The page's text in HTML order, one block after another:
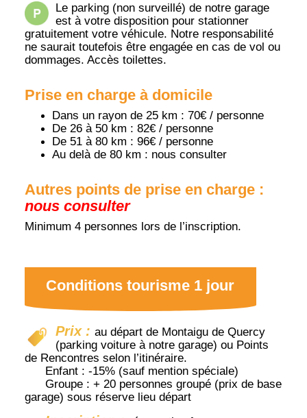
Le parking (non surveillé) de notre garage
est à votre disposition pour stationner
gratuitement votre véhicule. Notre responsabilité
ne saurait toutefois être engagée en cas de vol ou
dommages. Accès toilettes.
Prise en charge à domicile
Dans un rayon de 25 km : 70€ / personne
De 26 à 50 km : 82€ / personne
De 51 à 80 km : 96€ / personne
Au delà de 80 km : nous consulter
Autres points de prise en charge :
nous consulter
Minimum 4 personnes lors de l’inscription.
Conditions tourisme 1 jour
Prix : au départ de Montaigu de Quercy
(parking voiture à notre garage) ou Points
de Rencontres selon l’itinéraire.
Enfant : -15% (sauf mention spéciale)
Groupe : + 20 personnes groupé (prix de base
garage) sous réserve lieu départ